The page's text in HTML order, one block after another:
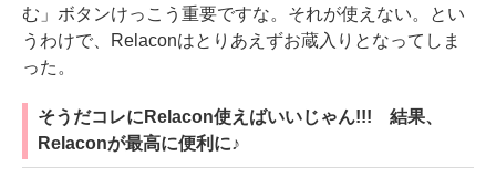
む」ボタンけっこう重要ですな。それが使えない。とい
うわけで、Relaconはとりあえずお蔵入りとなってしま
った。
そうだコレにRelacon使えばいいじゃん!!! 結果、
Relaconが最高に便利に♪